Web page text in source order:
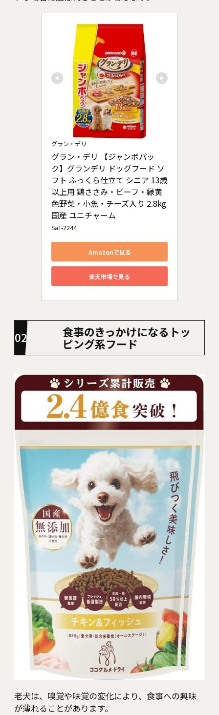
グラン・デリ
グラン・デリ 【ジャンボパッ
ク】グランデリ ドッグフード ソ
フト ふっくら仕立て シニア 13歳
以上用 鶏ささみ・ビーフ・緑黄
色野菜・小魚・チーズ入り 2.8kg
国産 ユニチャーム
SaT-2244
Amazonで見る
楽天市場で見る
食事のきっかけになるトッ
ピング系フード
老犬は、嗅覚や味覚の変化により、食事への興味
が薄れることがあります。